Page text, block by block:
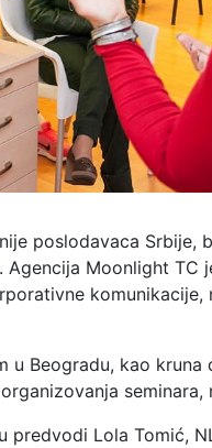
poslodavaca Srbije,
Moonlight TC
u Beogradu, kao
seminara,
predvodi Lola Tomić,